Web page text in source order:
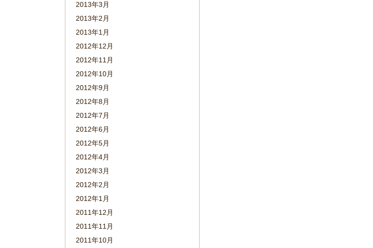
2013年3月
2013年2月
2013年1月
2012年12月
2012年11月
2012年10月
2012年9月
2012年8月
2012年7月
2012年6月
2012年5月
2012年4月
2012年3月
2012年2月
2012年1月
2011年12月
2011年11月
2011年10月